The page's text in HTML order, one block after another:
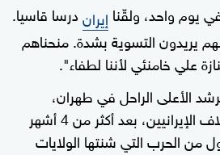
يوم واحد، ولقّنا إيراندرسا قاسيا.
يريدون التسوية بشدة. منحناهم
علي خامنئي لأننا لطفاء".
الأعلى الراحل في طهران،
السبت، وسط مشاركة آلاف الإيرانيين، بعد أكثر من 4 أشهر
من الحرب التي شنتها الولايات